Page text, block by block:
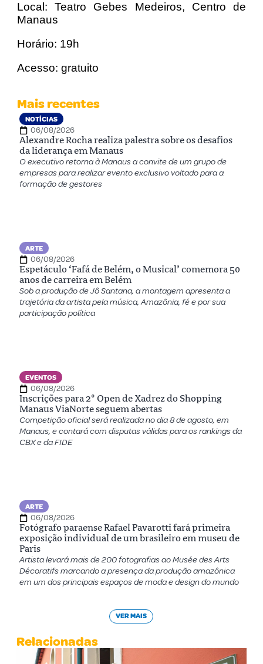
Local: Teatro Gebes Medeiros, Centro de
Manaus
Horário: 19h
Acesso: gratuito
Mais recentes
NOTÍCIAS
06/08/2026
Alexandre Rocha realiza palestra sobre os desafios
da liderança em Manaus
O executivo retorna à Manaus a convite de um grupo de
empresas para realizar evento exclusivo voltado para a
formação de gestores
ARTE
06/08/2026
Espetáculo ‘Fafá de Belém, o Musical’ comemora 50
anos de carreira em Belém
Sob a produção de Jô Santana, a montagem apresenta a
trajetória da artista pela música, Amazônia, fé e por sua
participação política
EVENTOS
06/08/2026
Inscrições para 2º Open de Xadrez do Shopping
Manaus ViaNorte seguem abertas
Competição oficial será realizada no dia 8 de agosto, em
Manaus, e contará com disputas válidas para os rankings da
CBX e da FIDE
ARTE
06/08/2026
Fotógrafo paraense Rafael Pavarotti fará primeira
exposição individual de um brasileiro em museu de
Paris
Artista levará mais de 200 fotografias ao Musée des Arts
Décoratifs marcando a presença da produção amazônica
em um dos principais espaços de moda e design do mundo
VER MAIS
Relacionadas